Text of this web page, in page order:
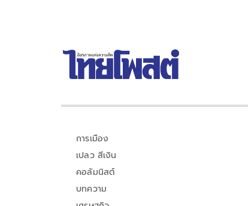
การเมือง
เปลว สีเงิน
คอลัมนิสต์
บทความ